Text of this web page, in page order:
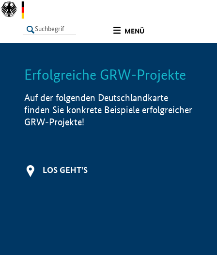
MENÜ
LISTE Info
Erfolgreiche GRW-Projekte
Auf der folgenden Deutschlandkarte
finden Sie konkrete Beispiele erfolgreicher
GRW-Projekte!
LOS GEHT'S